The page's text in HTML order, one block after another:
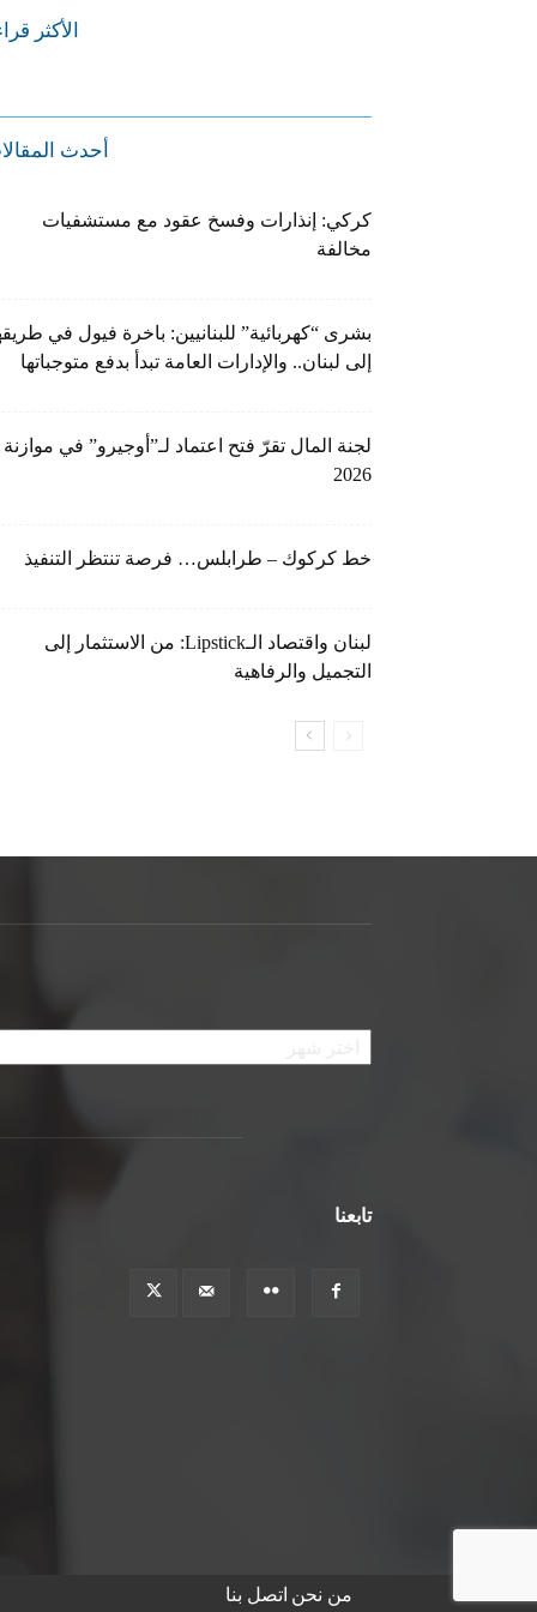
الأكثر
أحدث
كركي: إنذارات وفسخ عقود مع مستشفيات
مخالفة
بشرى “كهربائية” للبنانيين: باخرة فيول في
إلى لبنان.. والإدارات العامة تبدأ بدفع متوجباتها
لجنة المال تقرّ فتح اعتماد لـ”أوجيرو” في موازنة
2026
خط كركوك – طرابلس… فرصة تنتظر التنفيذ
لبنان واقتصاد الـLipstick: من الاستثمار إلى
التجميل والرفاهية
الأرشيف
تابعنا
من نحن اتصل بنا